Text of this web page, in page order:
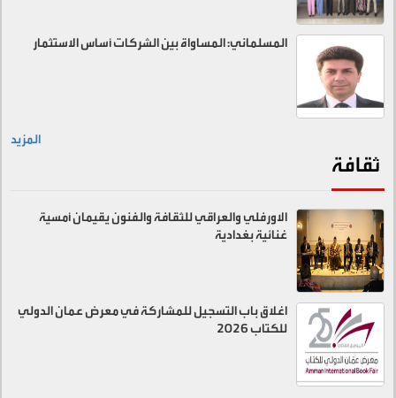
المسلماني: المساواة بين الشركات أساس الاستثمار
المزيد
ثقافة
الاورفلي والعراقي للثقافة والفنون يقيمان أمسية
غنائية بغدادية
اغلاق باب التسجيل للمشاركة في معرض عمان الدولي
للكتاب 2026